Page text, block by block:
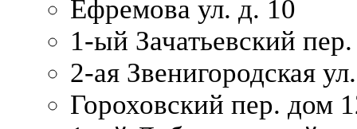
Ефремова ул. д. 10
1-ый Зачатьевский
2-ая Звенигородская
Гороховский пер. дом